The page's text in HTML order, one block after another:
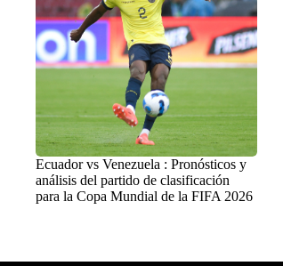
Ecuador vs Venezuela : Pronósticos y
análisis del partido de clasificación
para la Copa Mundial de la FIFA 2026